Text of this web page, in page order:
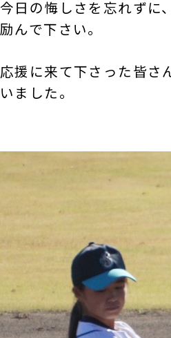
今日の悔しさを忘れずに
励んで下さい。
応援に来て下さった皆さ
いました。